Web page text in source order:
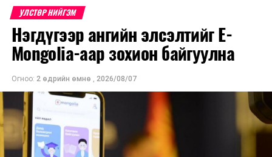
УЛСТӨР НИЙГЭМ
Нэгдүгээр ангийн элсэлтийг E-
Mongolia-аар зохион байгуулна
Огноо: 2 өдрийн өмнө , 2026/08/07